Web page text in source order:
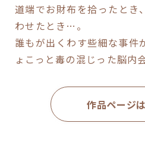
道端でお財布を拾ったとき
わせたとき…。
誰もが出くわす些細な事件
ょこっと毒の混じった脳内
作品ページ